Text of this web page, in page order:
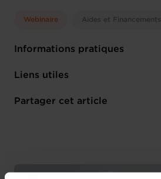
Webinaire Aides et Financements
Informations pratiques
Mercredi 3 Juin 2026
Online Workshop
Liens utiles
M'inscrire
Partager cet article